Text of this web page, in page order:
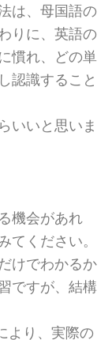
は、母国語の
りに、英語の
慣れ、どの単
認識すること
いいと思いま
機会があれ
てください。
けでわかるか
ですが、結構
より、実際の